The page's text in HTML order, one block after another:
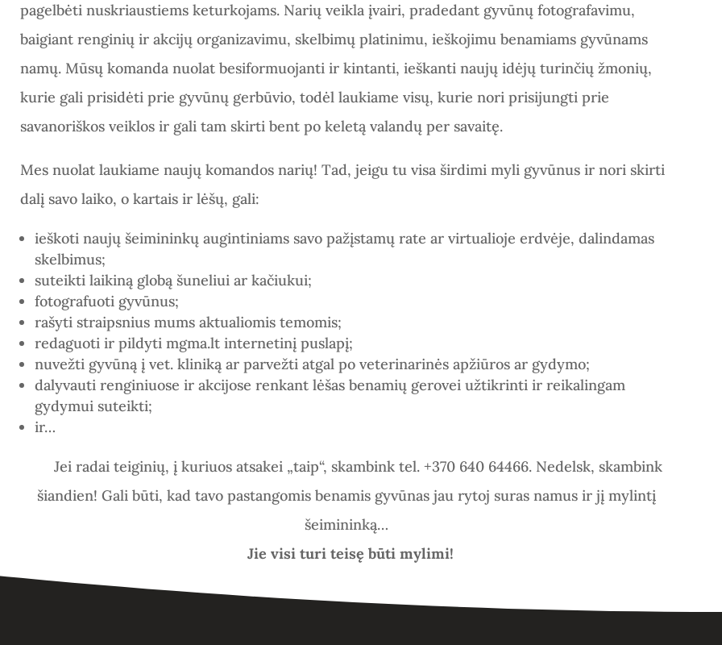
pagelbėti nuskriaustiems keturkojams. Narių veikla įvairi, pradedant gyvūnų fotografavimu,
baigiant renginių ir akcijų organizavimu, skelbimų platinimu, ieškojimu benamiams gyvūnams
namų. Mūsų komanda nuolat besiformuojanti ir kintanti, ieškanti naujų idėjų turinčių žmonių,
kurie gali prisidėti prie gyvūnų gerbūvio, todėl laukiame visų, kurie nori prisijungti prie
savanoriškos veiklos ir gali tam skirti bent po keletą valandų per savaitę.
Mes nuolat laukiame naujų komandos narių! Tad, jeigu tu visa širdimi myli gyvūnus ir nori skirti
dalį savo laiko, o kartais ir lėšų, gali:
ieškoti naujų šeimininkų augintiniams savo pažįstamų rate ar virtualioje erdvėje, dalindamas
skelbimus;
suteikti laikiną globą šuneliui ar kačiukui;
fotografuoti gyvūnus;
rašyti straipsnius mums aktualiomis temomis;
redaguoti ir pildyti mgma.lt internetinį puslapį;
nuvežti gyvūną į vet. kliniką ar parvežti atgal po veterinarinės apžiūros ar gydymo;
dalyvauti renginiuose ir akcijose renkant lėšas benamių gerovei užtikrinti ir reikalingam
gydymui suteikti;
ir…
Jei radai teiginių, į kuriuos atsakei „taip“, skambink tel. +370 640 64466. Nedelsk, skambink
šiandien! Gali būti, kad tavo pastangomis benamis gyvūnas jau rytoj suras namus ir jį mylintį
šeimininką…
Jie visi turi teisę būtimylimi!